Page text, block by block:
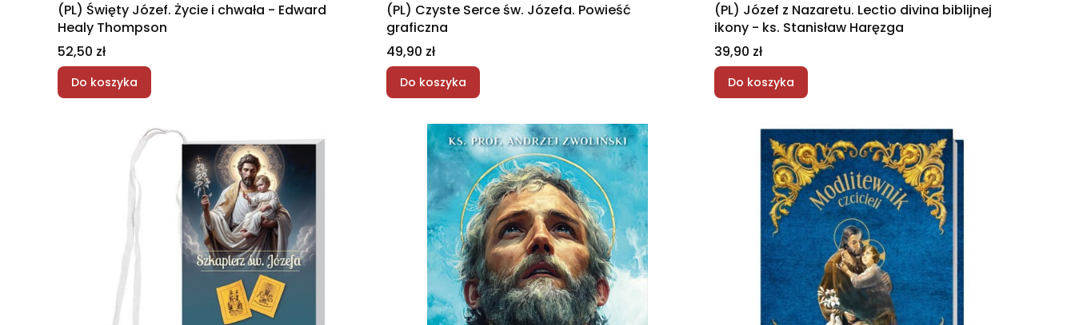
(PL) Święty Józef. Życie i chwała - Edward
Healy Thompson
Cena
52,50 zł
Do koszyka
(PL) Czyste Serce św. Józefa. Powieść
graficzna
Cena
49,90 zł
Do koszyka
(PL) Józef z Nazaretu. Lectio divina biblijnej
ikony - ks. Stanisław Haręzga
Cena
39,90 zł
Do koszyka